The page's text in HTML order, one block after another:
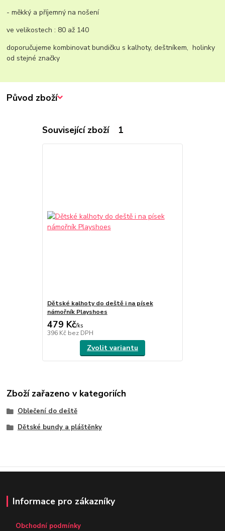
- měkký a příjemný na nošení
ve velikostech : 80 až 140
doporučujeme kombinovat bundičku s kalhoty, deštníkem, holinky
od stejné značky
Původ zboží
Související zboží 1
Dětské kalhoty do deště i na písek
námořník Playshoes
479 Kč/ks
396 Kč bez DPH
Zvolit variantu
Zboží zařazeno v kategoriích
Oblečení do deště
Dětské bundy a pláštěnky
Informace pro zákazníky
Obchodní podmínky